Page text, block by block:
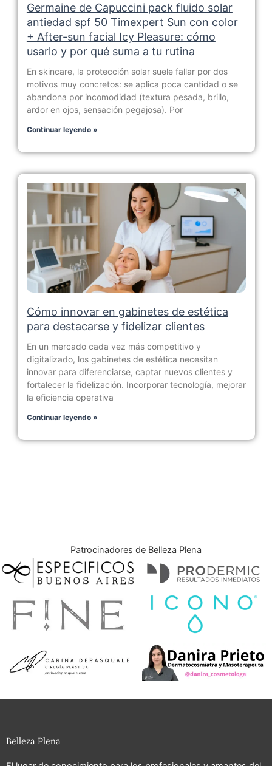
Germaine de Capuccini pack fluido solar
antiedad spf 50 Timexpert Sun con color
+ After-sun facial Icy Pleasure: cómo
usarlo y por qué suma a tu rutina
En skincare, la protección solar suele fallar por dos
motivos muy concretos: se aplica poca cantidad o se
abandona por incomodidad (textura pesada, brillo,
ardor en ojos, sensación pegajosa). Por
Continuar leyendo »
Cómo innovar en gabinetes de estética
para destacarse y fidelizar clientes
En un mercado cada vez más competitivo y
digitalizado, los gabinetes de estética necesitan
innovar para diferenciarse, captar nuevos clientes y
fortalecer la fidelización. Incorporar tecnología, mejorar
la eficiencia operativa
Continuar leyendo »
Patrocinadores de Belleza Plena
Belleza Plena